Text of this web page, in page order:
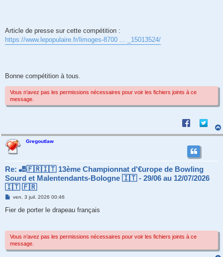
Article de presse sur cette compétition :
https://www.lepopulaire.fr/limoges-8700 ... _15013524/
Bonne compétition à tous.
Vous n’avez pas les permissions nécessaires pour voir les fichiers joints à ce
message.
Gregoutlaw
Re: 🎳🇫🇷🇮🇹 13ème Championnat d'€urope de Bowling
Sourd et Malentendants-Bologne 🇮🇹 - 29/06 au 12/07/2026
🇮🇹 🇫🇷
M
s
e
ven. 3 juil. 2026 00:46
Fier de porter le drapeau français
Vous n’avez pas les permissions nécessaires pour voir les fichiers joints à ce
message.